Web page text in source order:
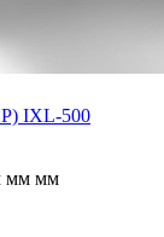
IXL-500
мм мм